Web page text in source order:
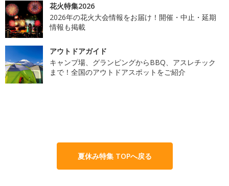
花火特集2026
2026年の花火大会情報をお届け！開催・中止・延期
情報も掲載
アウトドアガイド
キャンプ場、グランピングからBBQ、アスレチック
まで！全国のアウトドアスポットをご紹介
夏休み特集 TOPへ戻る